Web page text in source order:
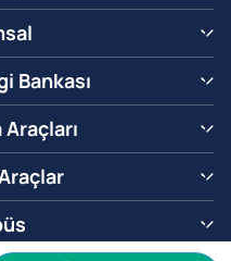
Bankası